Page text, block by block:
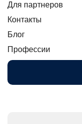
Для партнеров
Контакты
Блог
Профессии